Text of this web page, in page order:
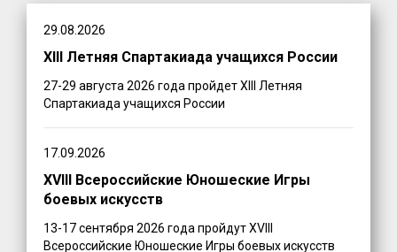
29.08.2026
XIII Летняя Спартакиада учащихся России
27-29 августа 2026 года пройдет XIII Летняя
Спартакиада учащихся России
17.09.2026
XVIII Всероссийские Юношеские Игры
боевых искусств
13-17 сентября 2026 года пройдут XVIII
Всероссийские Юношеские Игры боевых искусств